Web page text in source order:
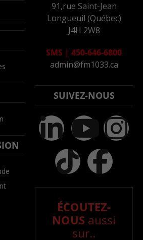
91,rue Saint-Jean
Longueuil (Québec)
J4H 2W8
SMS | 450-646-6800
admin@fm1033.ca
SUIVEZ-NOUS
ÉCOUTEZ-
NOUS aussi
sur..